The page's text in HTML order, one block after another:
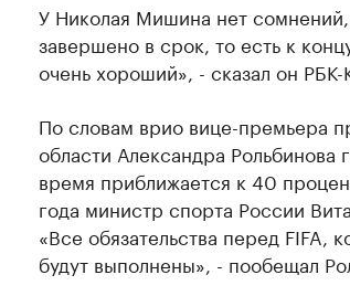
У Николая Мишина нет сомнений,
завершено в срок, то есть к
очень хороший», - сказал он РБК-
По словам врио вице-премьера
области Александра Рольбинова
время приближается к 40
года министр спорта России
«Все обязательства перед FIFA,
будут выполнены», - пообещал